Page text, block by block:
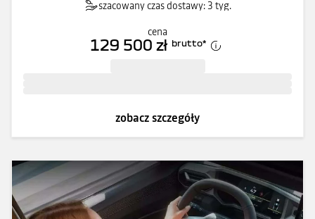
szacowany czas dostawy: 3 tyg.
cena
129 500 zł brutto*
zobacz szczegóły